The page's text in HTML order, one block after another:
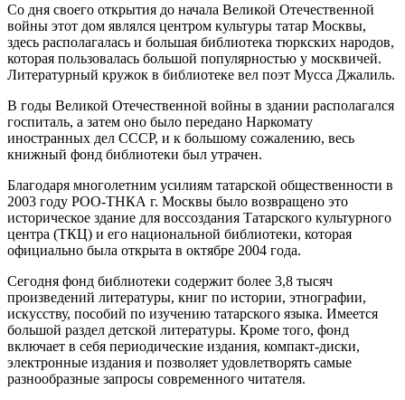
Со дня своего открытия до начала Великой Отечественной
войны этот дом являлся центром культуры татар Москвы,
здесь располагалась и большая библиотека тюркских народов,
которая пользовалась большой популярностью у москвичей.
Литературный кружок в библиотеке вел поэт Мусса Джалиль.
В годы Великой Отечественной войны в здании располагался
госпиталь, а затем оно было передано Наркомату
иностранных дел СССР, и к большому сожалению, весь
книжный фонд библиотеки был утрачен.
Благодаря многолетним усилиям татарской общественности в
2003 году РОО-ТНКА г. Москвы было возвращено это
историческое здание для воссоздания Татарского культурного
центра (ТКЦ) и его национальной библиотеки, которая
официально была открыта в октябре 2004 года.
Сегодня фонд библиотеки содержит более 3,8 тысяч
произведений литературы, книг по истории, этнографии,
искусству, пособий по изучению татарского языка. Имеется
большой раздел детской литературы. Кроме того, фонд
включает в себя периодические издания, компакт-диски,
электронные издания и позволяет удовлетворять самые
разнообразные запросы современного читателя.